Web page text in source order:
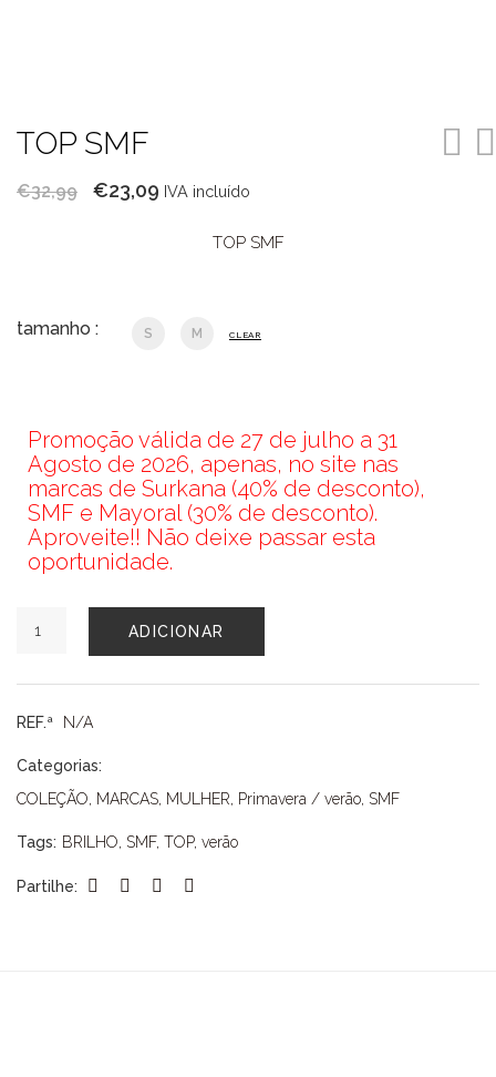
TOP SMF
€32,99
O
€23,09 O
IVA incluído
TOP SMF
tamanho : S M CLEAR
Promoção válida de 27 de julho a 31
Agosto de 2026, apenas, no site nas
marcas de Surkana (40% de desconto),
SMF e Mayoral (30% de desconto).
Aproveite!! Não deixe passar esta
oportunidade.
de
SMF
ADICIONAR
REF.ª N/A
Categorias:
COLEÇÃO, MARCAS, MULHER, Primavera / verão, SMF
Tags: BRILHO, SMF, TOP, verão
Partilhe: